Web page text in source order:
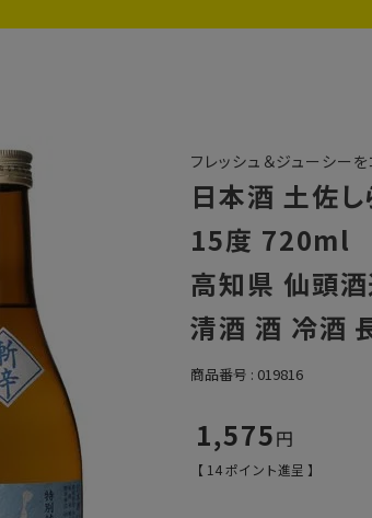
フレッシュ＆ジューシー
日本酒 土佐
15度 720ml
高知県 仙頭
清酒 酒 冷酒
商品番号 019816
1,575
【 14ポイント進呈 】